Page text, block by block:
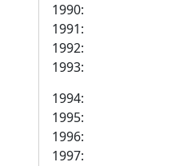
1990:
1991:
1992:
1993:
1994:
1995:
1996:
1997: